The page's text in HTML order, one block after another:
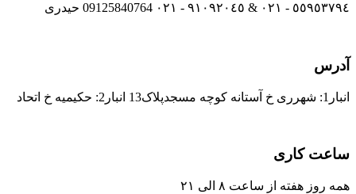
٥٥٩٥٣٧٩٤ - ٠٢١ & ٩١٠٩٢٠٤٥ - ٠٢١ 09125840764 حیدری
آدرس
انبار1: شهرری خ آستانه کوچه مسجدپلاک13 انبار2: حکیمیه خ اتحاد
ساعت کاری
همه روز هفته از ساعت ٨ الی ۲۱